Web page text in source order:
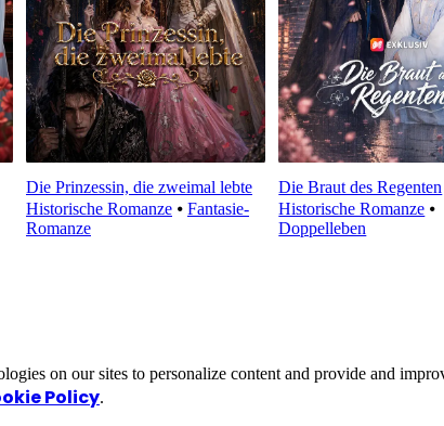
Die Prinzessin, die zweimal lebte
Historische Romanze⦁ Fantasie-
Romanze
Die Braut des Regenten
Historische Romanze ⦁
Doppelleben
on our sites to personalize content and provide and
Policy.